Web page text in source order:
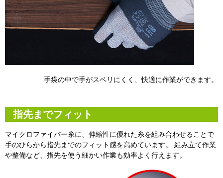
手袋の中で手がスベリにくく、快適に作業ができます。
指先までフィット
マイクロファイバー糸に、伸縮性に優れた糸を組み合わせることで
手のひらから指先までのフィット感を高めています。 組み立て作業
や整備など、指先を使う細かい作業も効率よく行えます。